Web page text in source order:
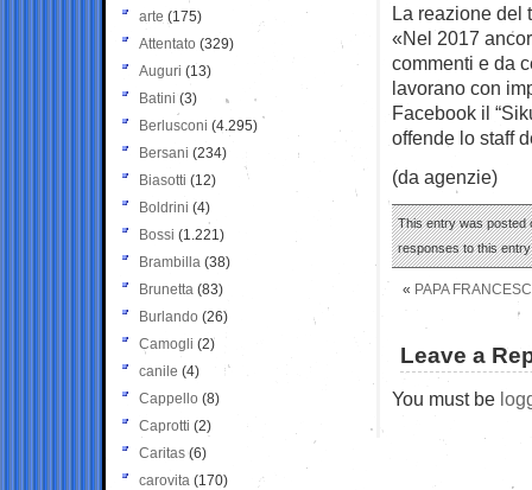
La reazione del
«Nel 2017
commenti e da
lavorano con
Facebook il
offende lo staff
(da agenzie)
This entry was posted
responses to this
« PAPA
Leave a
You must be
arte (175)
Attentato (329)
Auguri (13)
Batini (3)
Berlusconi (4.295)
Bersani (234)
Biasotti (12)
Boldrini (4)
Bossi (1.221)
Brambilla (38)
Brunetta (83)
Burlando (26)
Camogli (2)
canile (4)
Cappello (8)
Caprotti (2)
Caritas (6)
carovita (170)